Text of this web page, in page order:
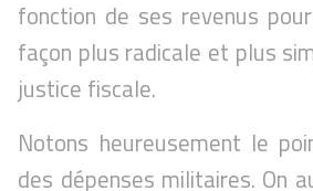
fonction de ses revenus
façon plus radicale et plus
justice fiscale.
Notons heureusement le
des dépenses militaires. On